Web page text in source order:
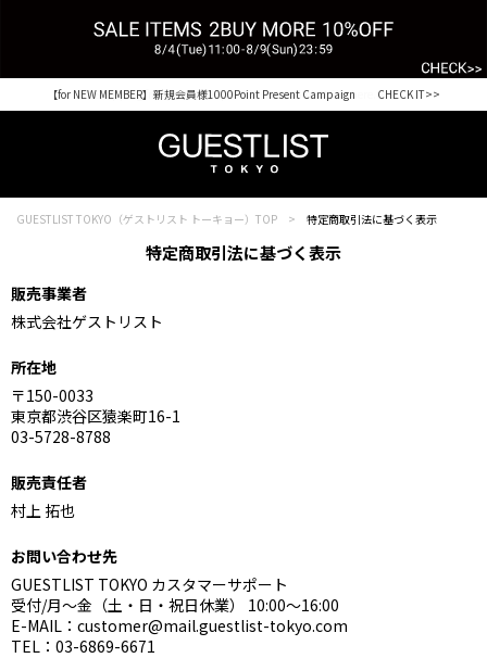
【for NEW MEMBER】新規会員様1000Point Present Campaign CHECK IT>>
GUESTLIST TOKYO（ゲストリスト トーキョー）TOP 特定商取引法に基づく表示
特定商取引法に基づく表示
販売事業者
株式会社ゲストリスト
所在地
〒150-0033
東京都渋谷区猿楽町16-1
03-5728-8788
販売責任者
村上 拓也
お問い合わせ先
GUESTLIST TOKYO カスタマーサポート
受付/月～金（土・日・祝日休業） 10:00～16:00
E-MAIL：customer@mail.guestlist-tokyo.com
TEL：03-6869-6671